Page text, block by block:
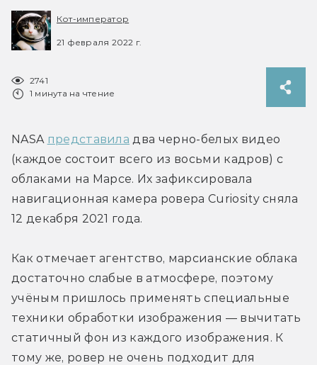
Кот-император
21 февраля 2022 г.
2741
1 минута на чтение
NASA представила два черно-белых видео
(каждое состоит всего из восьми кадров) с
облаками на Марсе. Их зафиксировала
навигационная камера ровера Curiosity сняла
12 декабря 2021 года.
Как отмечает агентство, марсианские облака
достаточно слабые в атмосфере, поэтому
учёным пришлось применять специальные
техники обработки изображения — вычитать
статичный фон из каждого изображения. К
тому же, ровер не очень подходит для